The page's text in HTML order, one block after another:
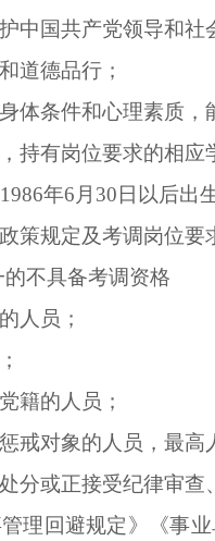
中国共产党领导和社
道德品行；
体条件和心理素质 ，
持有岗位要求的相
年6月30日以后
策规定及考调岗位要
的不具备考调资格
人员；
籍的人员；
戒对象的人员，最
分或正接受纪律审查
理回避规定》《事